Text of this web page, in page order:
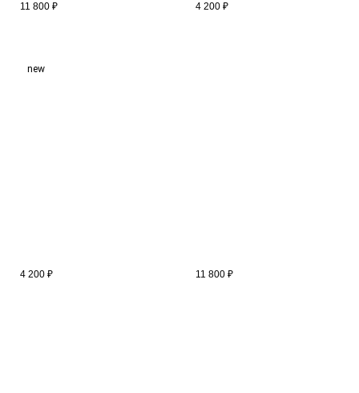
11 800 ₽ 4 200 ₽
new
4 200 ₽ 11 800 ₽